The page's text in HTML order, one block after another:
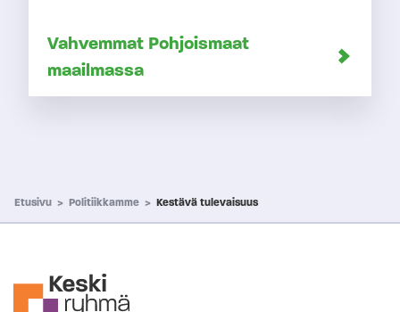
Vahvemmat Pohjoismaat
maailmassa
Etusivu > Politiikkamme > Kestävä tulevaisuus